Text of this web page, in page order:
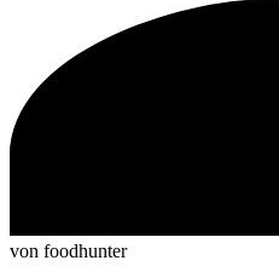
von foodhunter